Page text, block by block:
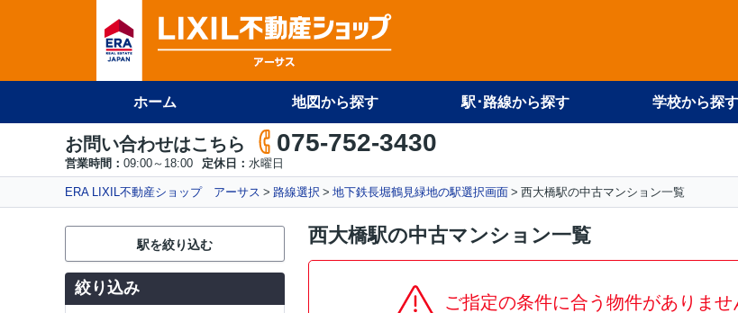
ホーム 地図から探す 駅･路線から探す 学校から探す
お問い合わせはこちら 075-752-3430
営業時間： 09:00～18:00 定休日： 水曜日
ERA LIXIL不動産ショップ アーサス 路線選択 地下鉄長堀鶴見緑地の駅選択画面 西大橋駅の中古マンション一覧
西大橋駅の中古マンション一覧
ご指定の条件に合う物件がありま
駅を絞り込む
絞り込み